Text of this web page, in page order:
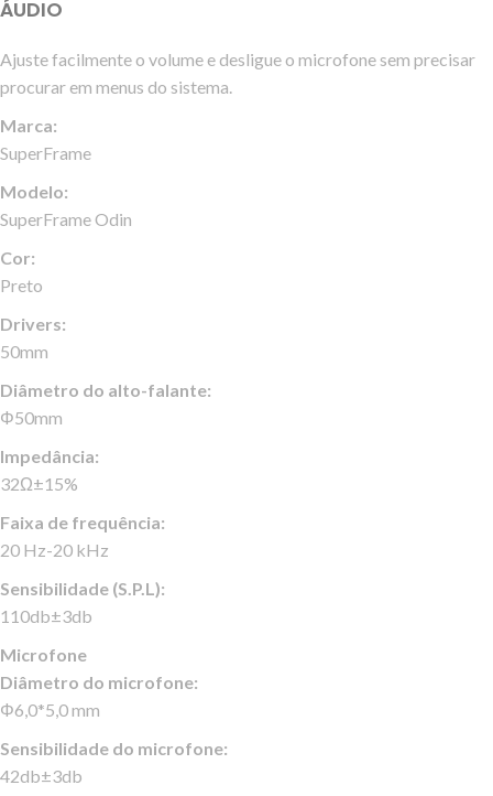
ÁUDIO
Ajuste facilmente o volume e desligue o microfone sem precisar
procurar em menus do sistema.
Marca:
SuperFrame
Modelo:
SuperFrame Odin
Cor:
Preto
Drivers:
50mm
Diâmetro do alto-falante:
Φ50mm
Impedância:
32Ω±15%
Faixa de frequência:
20 Hz-20 kHz
Sensibilidade (S.P.L):
110db±3db
Microfone
Diâmetro do microfone:
Φ6,0*5,0 mm
Sensibilidade do microfone:
42db±3db